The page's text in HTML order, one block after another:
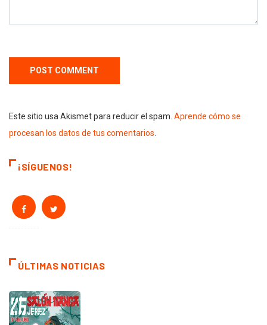
Este sitio usa Akismet para reducir el spam. Aprende cómo se
procesan los datos de tus comentarios
¡SÍGUENOS!
ÚLTIMAS NOTICIAS